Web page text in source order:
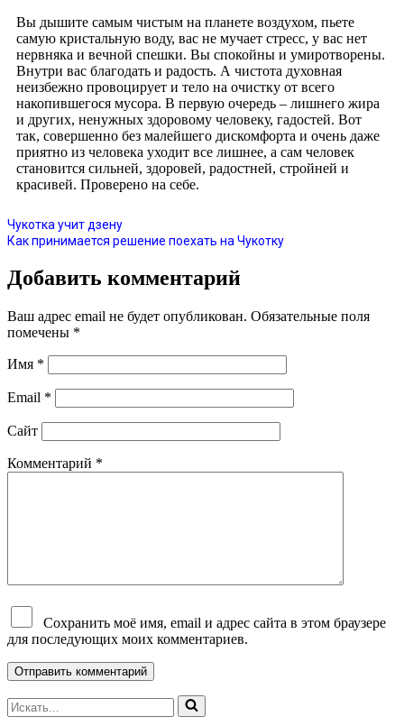
Вы дышите самым чистым на планете воздухом, пьете
самую кристальную воду, вас не мучает стресс, у вас нет
нервняка и вечной спешки. Вы спокойны и умиротворены.
Внутри вас благодать и радость. А чистота духовная
неизбежно провоцирует и тело на очистку от всего
накопившегося мусора. В первую очередь – лишнего жира
и других, ненужных здоровому человеку, гадостей. Вот
так, совершенно без малейшего дискомфорта и очень даже
приятно из человека уходит все лишнее, а сам человек
становится сильней, здоровей, радостней, стройней и
красивей. Проверено на себе.
Чукотка учит дзену
Как принимается решение поехать на Чукотку
Добавить комментарий
Ваш адрес email не будет опубликован. Обязательные поля
помечены *
Имя *
Email *
Сайт
Комментарий *
Сохранить моё имя, email и адрес сайта в этом браузере
для последующих моих комментариев.